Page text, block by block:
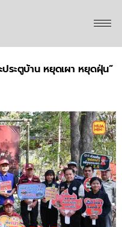
ระตูบ้าน หยุดเผา หยุดฝุ่น”